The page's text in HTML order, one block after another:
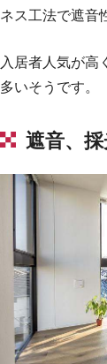
ネス工法で遮音
入居者人気が高
多いそうです。
遮音、